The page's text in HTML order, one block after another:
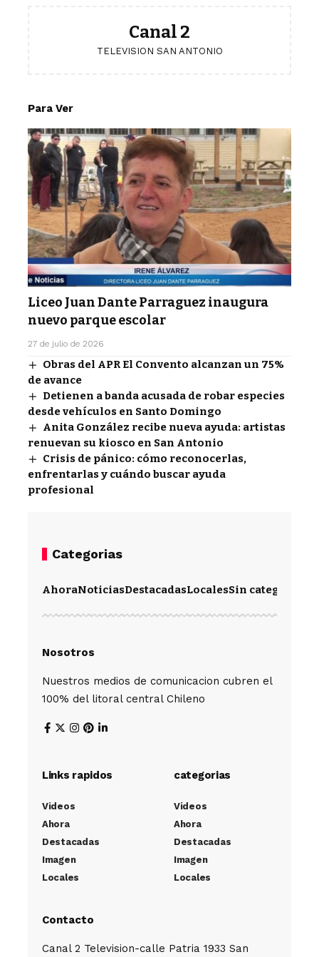
Canal 2
TELEVISION SAN ANTONIO
Para Ver
Liceo Juan Dante Parraguez inaugura
nuevo parque escolar
27 de julio de 2026
Obras del APR El Convento alcanzan un 75%
de avance
Detienen a banda acusada de robar especies
desde vehículos en Santo Domingo
Anita González recibe nueva ayuda: artistas
renuevan su kiosco en San Antonio
Crisis de pánico: cómo reconocerlas,
enfrentarlas y cuándo buscar ayuda
profesional
Categorias
AhoraNoticiasDestacadasLocalesSin categoría
Nosotros
Nuestros medios de comunicacion cubren el
100% del litoral central Chileno
Links rapidos
Videos
Ahora
Destacadas
Imagen
Locales
categorias
Videos
Ahora
Destacadas
Imagen
Locales
Contacto
Canal 2 Television-calle Patria 1933 San